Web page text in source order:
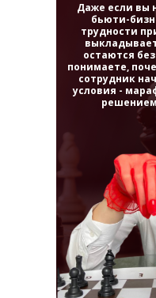
Даже если вы
бьюти-
трудности
остаются
понимаете,
сотрудник
условия -